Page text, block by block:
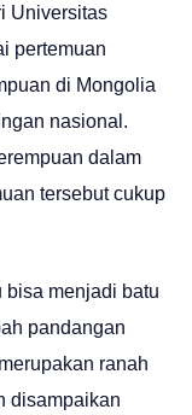
Universitas
pertemuan
di Mongolia
nasional.
dalam
tersebut cukup
bisa menjadi batu
pandangan
ranah
disampaikan